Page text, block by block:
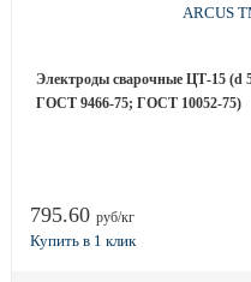
Электроды сварочные ЦТ-15 (d
ГОСТ 9466-75; ГОСТ 10052-75)
795.60 руб/кг